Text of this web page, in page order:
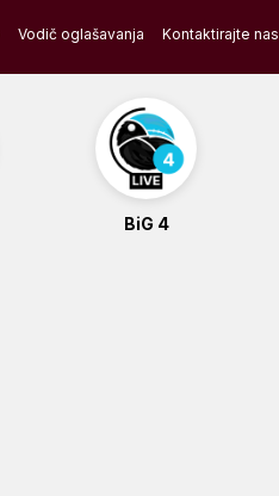
Vodič oglašavanja Kontaktirajte nas
BiG 4